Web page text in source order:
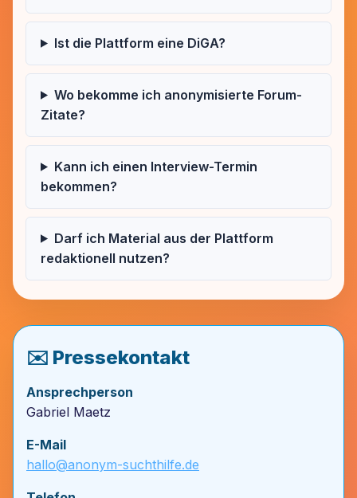
Ist die Plattform eine DiGA?
Wo bekomme ich anonymisierte Forum-
Zitate?
Kann ich einen Interview-Termin
bekommen?
Darf ich Material aus der Plattform
redaktionell nutzen?
✉️ Pressekontakt
Ansprechperson
Gabriel Maetz
E-Mail
hallo@anonym-suchthilfe.de